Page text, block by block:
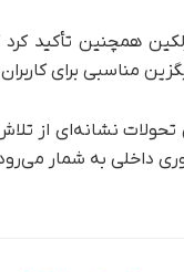
همچنین تأکید
مناسبی برای
تحولات نشانه‌ای از
داخلی به شمار